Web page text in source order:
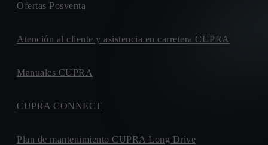
Ofertas Posventa
Atención al cliente y asistencia en carretera CUPRA
Manuales CUPRA
CUPRA CONNECT
Plan de mantenimiento CUPRA Long Drive